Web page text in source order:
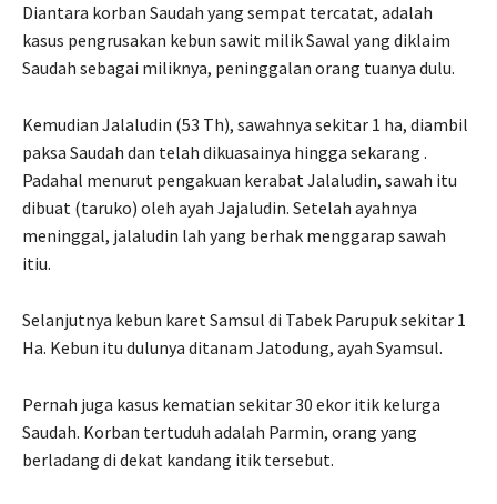
Diantara korban Saudah yang sempat tercatat, adalah
kasus pengrusakan kebun sawit milik Sawal yang diklaim
Saudah sebagai miliknya, peninggalan orang tuanya dulu.
Kemudian Jalaludin (53 Th), sawahnya sekitar 1 ha, diambil
paksa Saudah dan telah dikuasainya hingga sekarang .
Padahal menurut pengakuan kerabat Jalaludin, sawah itu
dibuat (taruko) oleh ayah Jajaludin. Setelah ayahnya
meninggal, jalaludin lah yang berhak menggarap sawah
itiu.
Selanjutnya kebun karet Samsul di Tabek Parupuk sekitar 1
Ha. Kebun itu dulunya ditanam Jatodung, ayah Syamsul.
Pernah juga kasus kematian sekitar 30 ekor itik kelurga
Saudah. Korban tertuduh adalah Parmin, orang yang
berladang di dekat kandang itik tersebut.